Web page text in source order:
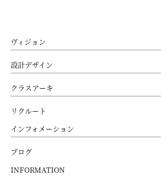
ヴィジョン
設計デザイン
クラスアーキ
リクルート
インフォメーション
ブログ
INFORMATION